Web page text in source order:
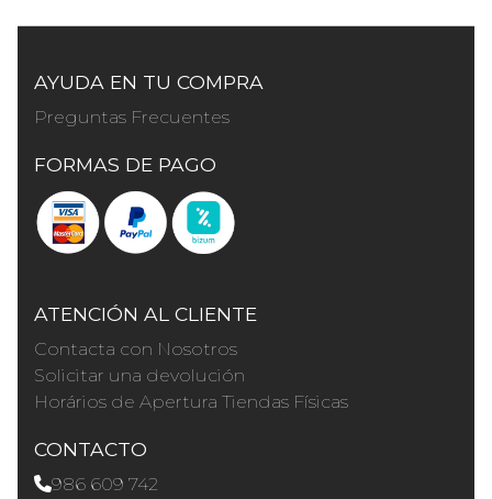
AYUDA EN TU COMPRA
Preguntas Frecuentes
FORMAS DE PAGO
ATENCIÓN AL CLIENTE
Contacta con Nosotros
Solicitar una devolución
Horários de Apertura Tiendas Físicas
CONTACTO
986 609 742